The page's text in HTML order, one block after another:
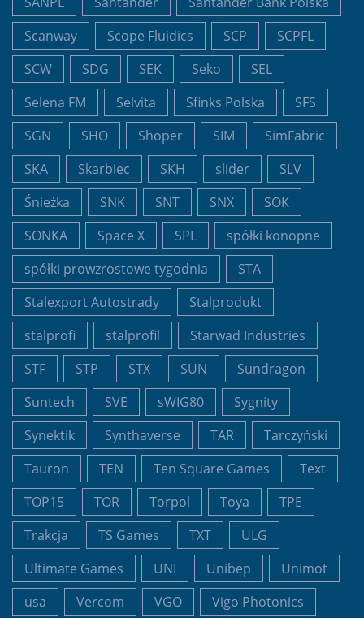
Scanway
Scope Fluidics SCP
SCPFL
SCW
SDG SEK Seko
SEL
Selena FM
Selvita Sfinks Polska
SFS
SGN
SHO Shoper SIM
SimFabric
SKA
Skarbiec SKH slider
SLV
Śnieżka
SNK SNT SNX
SOK
SONKA
Space X SPL
spółki konopne
spółki prowzrostowe tygodnia
STA
Stalexport Autostrady
Stalprodukt
stalprofi
stalprofil
Starwad Industries
STF
STP STX SUN
Sundragon
Suntech
SVE sWIG80
Sygnity
Synektik
Synthaverse TAR
Tarczyński
Tauron
TEN Ten Square Games
Text
TOP15
TOR Torpol Toya
TPE
Trakcja
TS Games TXT
ULG
Ultimate Games
UNI Unibep
Unimot
usa
Vercom VGO
Vigo Photonics